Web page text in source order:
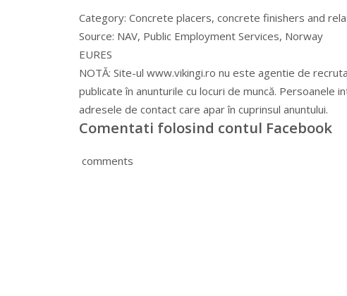
Category: Concrete placers, concrete finishers and
Source: NAV, Public Employment Services, Norway
EURES
NOTĂ: Site-ul www.vikingi.ro nu este agentie de
publicate în anunturile cu locuri de muncă.
adresele de contact care apar în cuprinsul anuntului.
Comentati folosind contul Facebook
comments